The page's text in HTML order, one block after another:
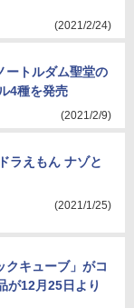
(2021/2/24)
ートルダム聖堂の
4種を発売
(2021/2/9)
ラえもん ナゾと
(2021/1/25)
クキューブ」がコ
12月25日より